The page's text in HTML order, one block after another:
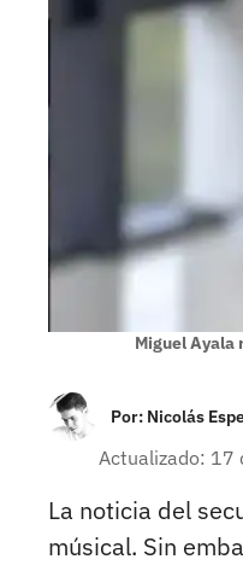
Miguel Ayala
Por: Nicolás
Actualizado: 17
La noticia del
músical. Sin